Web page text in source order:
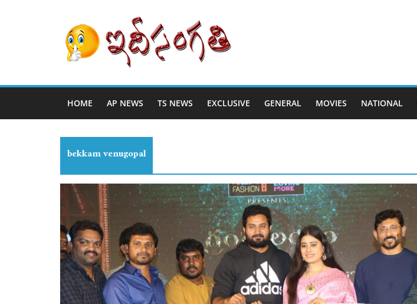
HOME AP NEWS TS NEWS EXCLUSIVE GENERAL MOVIES NATIONAL
bekkam venugopal